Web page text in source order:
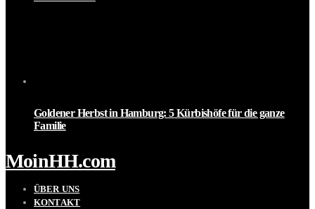
Goldener Herbst in Hamburg: 5 Kürbishöfe für die ganze
Familie
MoinHH.com
ÜBER UNS
KONTAKT